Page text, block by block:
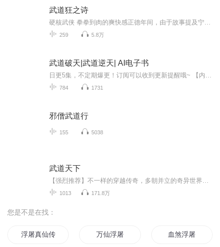
武道狂之诗
259 5.8万
武道破天|武道逆天| AI电子书
784 1731
邪僧武道行
155 5038
武道天下
1013 171.8万
您是不是在找：
浮屠真仙传 万仙浮屠 血煞浮屠